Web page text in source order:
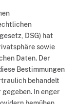
DSG) hat
sowie
Daten. Der
Bestimmungen
behandelt
In enger